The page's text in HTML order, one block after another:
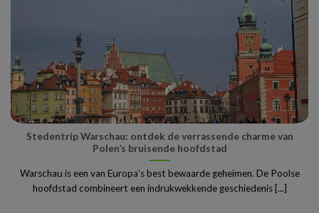
Stedentrip Warschau: ontdek de verrassende charme van
Polen’s bruisende hoofdstad
Warschau is een van Europa’s best bewaarde geheimen. De Poolse
hoofdstad combineert een indrukwekkende geschiedenis [...]